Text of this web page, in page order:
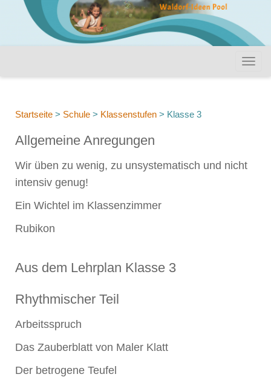
Startseite > Schule > Klassenstufen > Klasse 3
Allgemeine Anregungen
Wir üben zu wenig, zu unsystematisch und nicht
intensiv genug!
Ein Wichtel im Klassenzimmer
Rubikon
Aus dem Lehrplan Klasse 3
Rhythmischer Teil
Arbeitsspruch
Das Zauberblatt von Maler Klatt
Der betrogene Teufel